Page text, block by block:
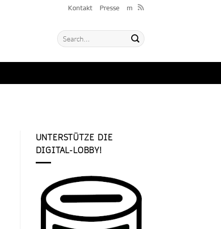
Kontakt Presse m
UNTERSTÜTZE DIE
DIGITAL-LOBBY!